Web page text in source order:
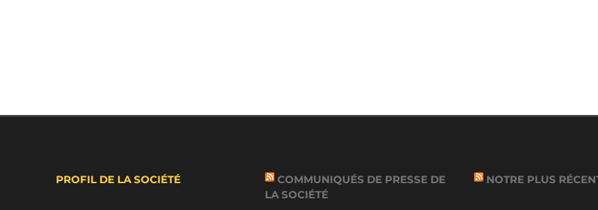
PROFIL DE LA SOCIÉTÉ
COMMUNIQUÉS DE PRESSE DE
LA SOCIÉTÉ
NOTRE PLUS